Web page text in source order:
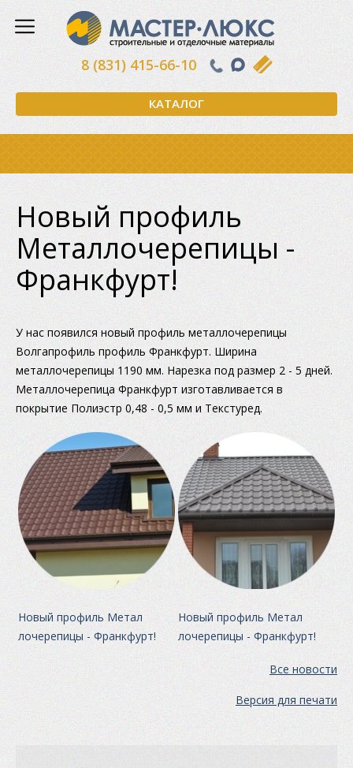
КАТАЛОГ
8 (831) 415-66-10
Новый профиль
Металлочерепицы -
Франкфурт!
У нас появился новый профиль металлочерепицы
Волгапрофиль профиль Франкфурт. Ширина
металлочерепицы 1190 мм. Нарезка под размер 2 - 5 дней.
Металлочерепица Франкфурт изготавливается в
покрытие Полиэстр 0,48 - 0,5 мм и Текстуред.
Новый профиль Метал
лочерепицы - Франкфурт!
Новый профиль Метал
лочерепицы - Франкфурт!
Все новости
Версия для печати